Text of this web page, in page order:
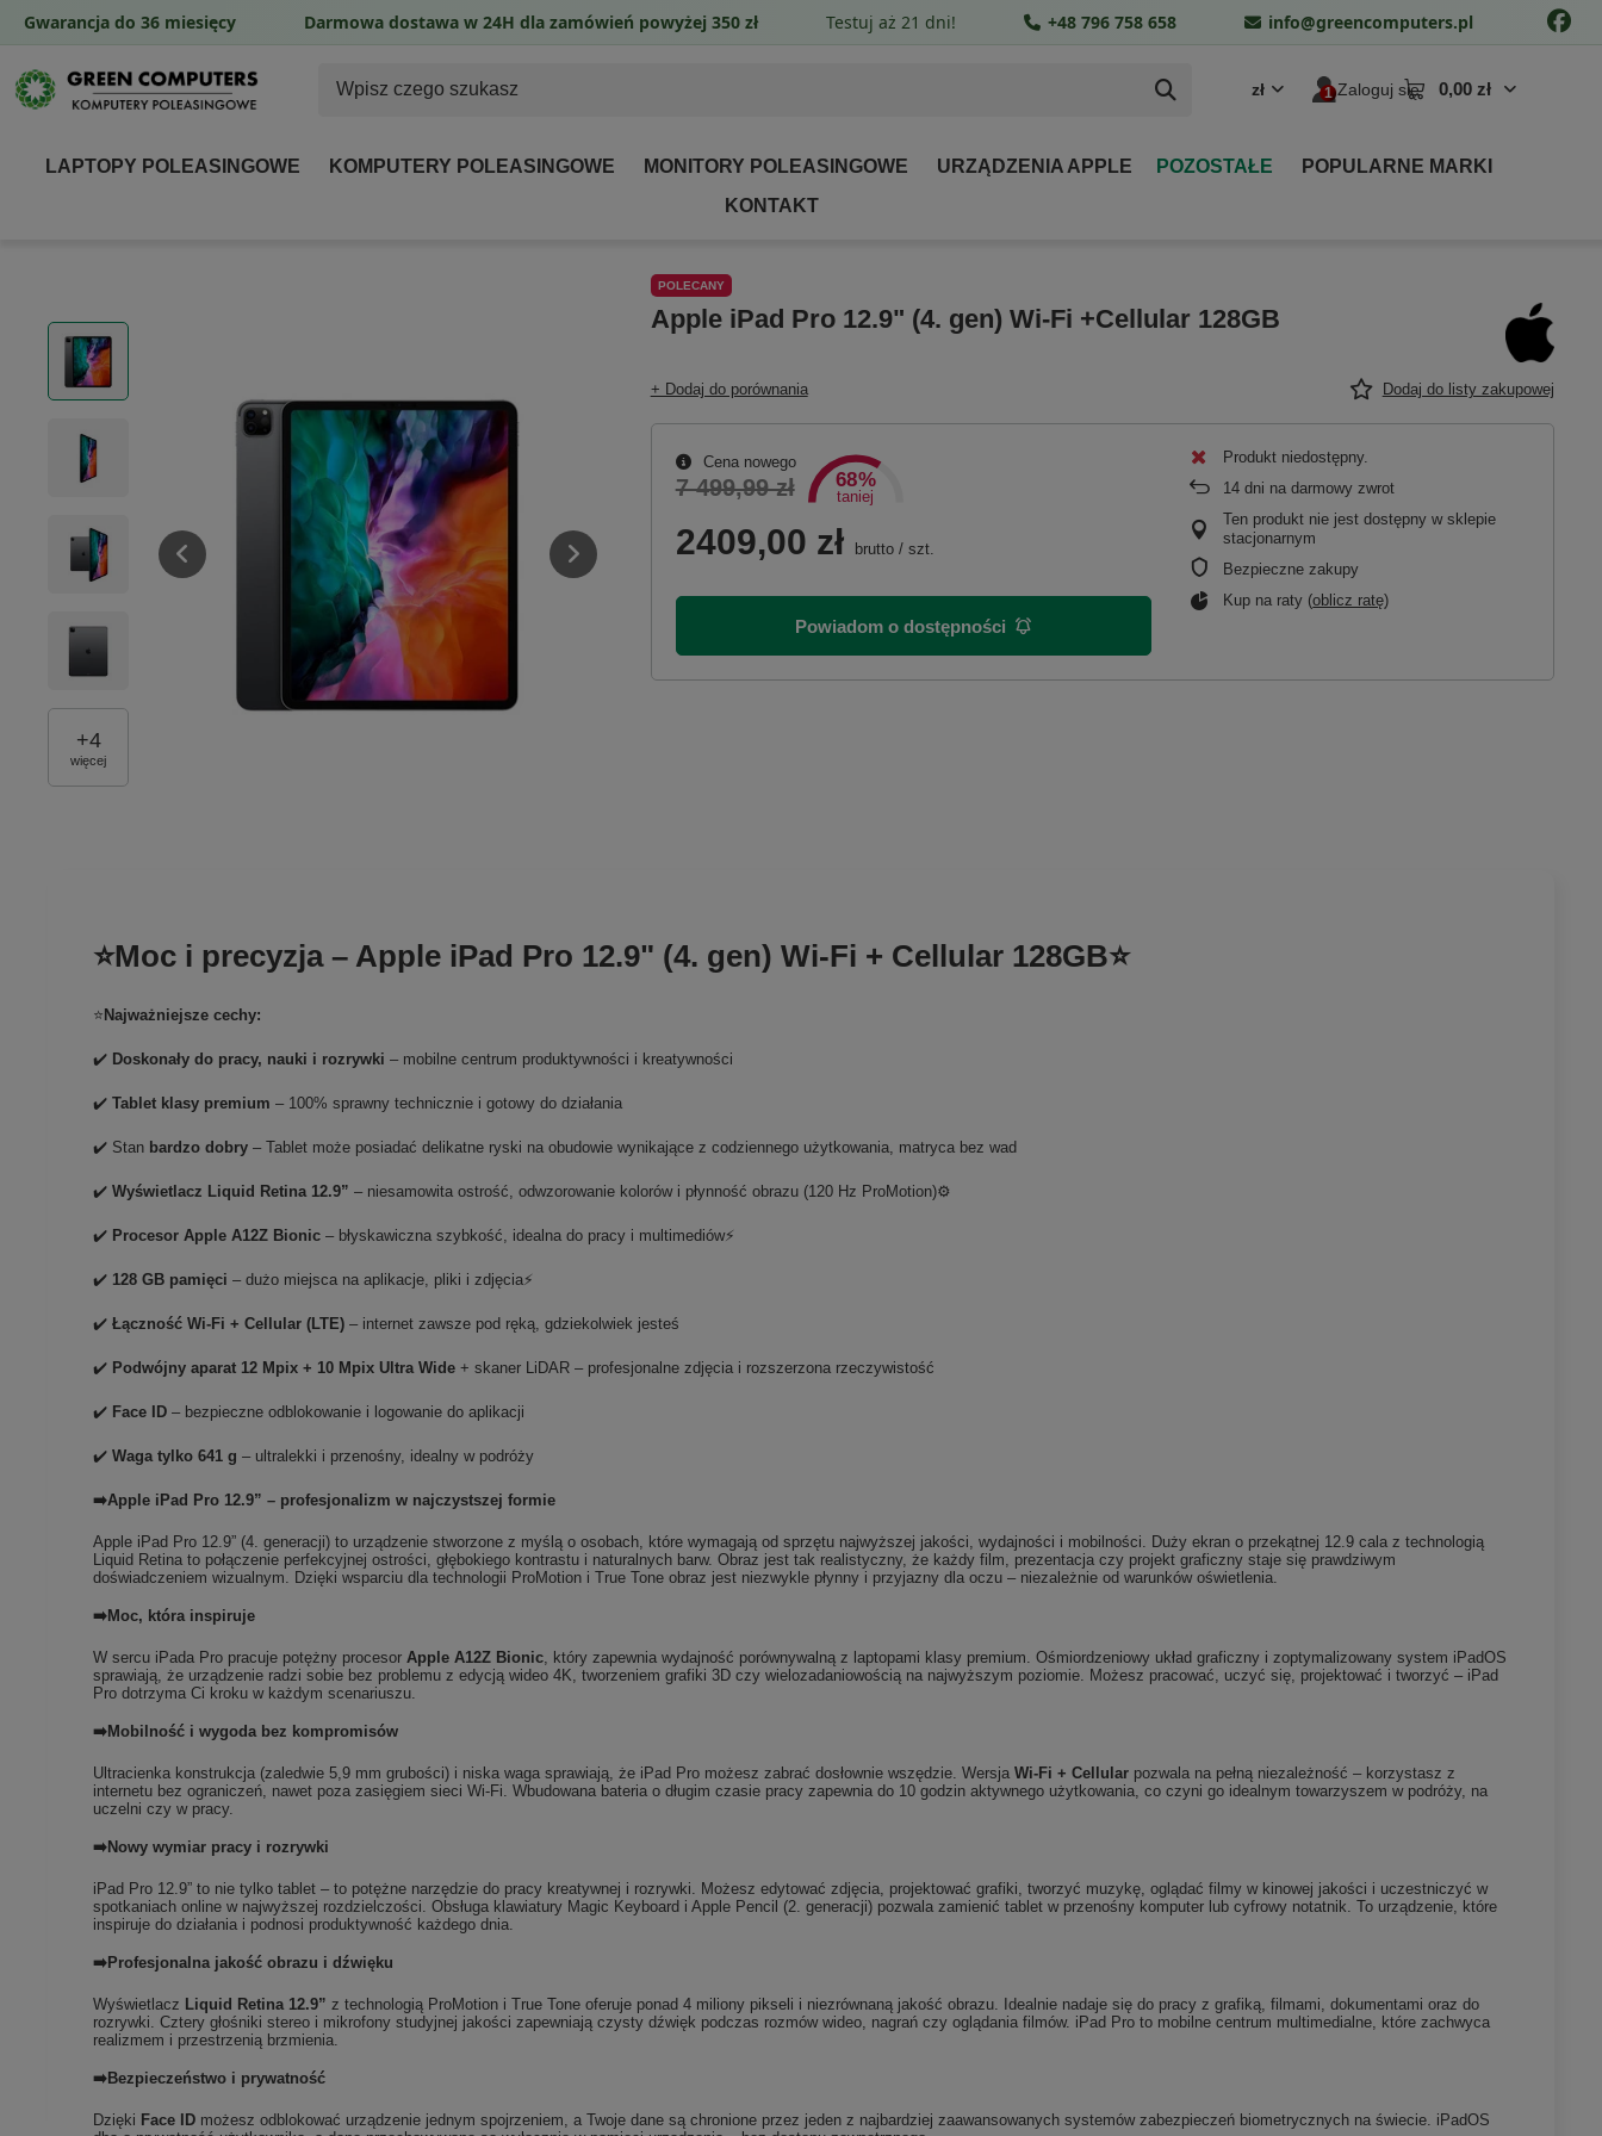
zł Zaloguj się 0,00 zł
LAPTOPY POLEASINGOWE KOMPUTERY POLEASINGOWE MONITORY POLEASINGOWE URZĄDZENIA APPLE POZOSTAŁE
POPULARNE MARKI
KONTAKT
+4
więcej
POLECANY
Apple iPad Pro 12.9" (4. gen) Wi-Fi +Cellular 128GB
+ Dodaj do porównania Dodaj do listy zakupowej
Cena nowego
7 499,99 zł 68%
taniej
2409,00 zł brutto/ szt.
Powiadom o dostępności
Produkt niedostępny
14 dni na darmowy zwrot
Ten produkt nie jest dostępny w sklepie
stacjonarnym
Bezpieczne zakupy
Kup na raty (oblicz ratę)
⭐Moc i precyzja – Apple iPad Pro 12.9" (4. gen) Wi-Fi + Cellular 128GB⭐
⭐ Najważniejsze cechy:
✔️ Doskonały do pracy, nauki i rozrywki – mobilne centrum produktywności i kreatywności
✔️Tablet klasy premium – 100% sprawny technicznie i gotowy do działania
✔️ Stan bardzo dobry – Tablet może posiadać delikatne ryski na obudowie wynikające z codziennego użytkowania, matryca bez wad
✔️Wyświetlacz Liquid Retina 12.9” – niesamowita ostrość, odwzorowanie kolorów i płynność obrazu (120 Hz ProMotion)⚙️
✔️ Procesor Apple A12Z Bionic – błyskawiczna szybkość, idealna do pracy i multimediów⚡
✔️ 128 GB pamięci – dużo miejsca na aplikacje, pliki i zdjęcia⚡
✔️Łączność Wi-Fi + Cellular (LTE) – internet zawsze pod ręką, gdziekolwiek jesteś
✔️ Podwójny aparat 12 Mpix + 10 Mpix Ultra Wide + skaner LiDAR – profesjonalne zdjęcia i rozszerzona rzeczywistość
✔️ Face ID – bezpieczne odblokowanie i logowanie do aplikacji
✔️Waga tylko 641 g – ultralekki i przenośny, idealny w podróży
➡️Apple iPad Pro 12.9” – profesjonalizm w najczystszej formie
Apple iPad Pro 12.9” (4. generacji) to urządzenie stworzone z myślą o osobach, które wymagają od sprzętu najwyższej jakości, wydajności i mobilności. Duży ekran o przekątnej 12.9 cala z technologią
Liquid Retina to połączenie perfekcyjnej ostrości, głębokiego kontrastu i naturalnych barw. Obraz jest tak realistyczny, że każdy film, prezentacja czy projekt graficzny staje się prawdziwym
doświadczeniem wizualnym. Dzięki wsparciu dla technologii ProMotion i True Tone obraz jest niezwykle płynny i przyjazny dla oczu – niezależnie od warunków oświetlenia.
➡️Moc, która inspiruje
W sercu iPada Pro pracuje potężny procesorApple A12Z Bionic, który zapewnia wydajność porównywalną z laptopami klasy premium. Ośmiordzeniowy układ graficzny i zoptymalizowany system iPadOS
sprawiają, że urządzenie radzi sobie bez problemu z edycją wideo 4K, tworzeniem grafiki 3D czy wielozadaniowością na najwyższym poziomie. Możesz pracować, uczyć się, projektować i tworzyć – iPad
Pro dotrzyma Ci kroku w każdym scenariuszu.
➡️Mobilność i wygoda bez kompromisów
Ultracienka konstrukcja (zaledwie 5,9 mm grubości) i niska waga sprawiają, że iPad Pro możesz zabrać dosłownie wszędzie. WersjaWi-Fi + Cellular pozwala na pełną niezależność – korzystasz z
internetu bez ograniczeń, nawet poza zasięgiem sieci Wi-Fi. Wbudowana bateria o długim czasie pracy zapewnia do 10 godzin aktywnego użytkowania, co czyni go idealnym towarzyszem w podróży, na
uczelni czy w pracy.
➡️Nowy wymiar pracy i rozrywki
iPad Pro 12.9” to nie tylko tablet – to potężne narzędzie do pracy kreatywnej i rozrywki. Możesz edytować zdjęcia, projektować grafiki, tworzyć muzykę, oglądać filmy w kinowej jakości i uczestniczyć w
spotkaniach online w najwyższej rozdzielczości. Obsługa klawiatury Magic Keyboard i Apple Pencil (2. generacji) pozwala zamienić tablet w przenośny komputer lub cyfrowy notatnik. To urządzenie, które
inspiruje do działania i podnosi produktywność każdego dnia.
➡️Profesjonalna jakość obrazu i dźwięku
Wyświetlacz Liquid Retina 12.9” z technologią ProMotion i True Tone oferuje ponad 4 miliony pikseli i niezrównaną jakość obrazu. Idealnie nadaje się do pracy z grafiką, filmami, dokumentami oraz do
rozrywki. Cztery głośniki stereo i mikrofony studyjnej jakości zapewniają czysty dźwięk podczas rozmów wideo, nagrań czy oglądania filmów. iPad Pro to mobilne centrum multimedialne, które zachwyca
realizmem i przestrzenią brzmienia.
➡️Bezpieczeństwo i prywatność
Dzięki Face ID możesz odblokować urządzenie jednym spojrzeniem, a Twoje dane są chronione przez jeden z najbardziej zaawansowanych systemów zabezpieczeń biometrycznych na świecie. iPadOS
Gwarancja do 36 miesięcy Darmowa dostawa w 24H dla zamówień powyżej 350 zł Testuj aż 21 dni! +48 796 758 658 info@greencomputers.pl